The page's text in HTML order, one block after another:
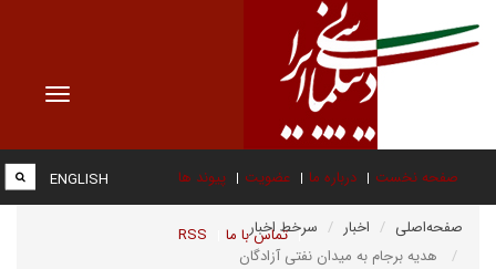
Toggle
صفحه نخست درباره ما عضویت پیوند ها
تماس با ما RSS
ENGLISH
صفحه‌اصلی اخبار
سرخط اخبار
هدیه برجام به میدان نفتی آزادگان